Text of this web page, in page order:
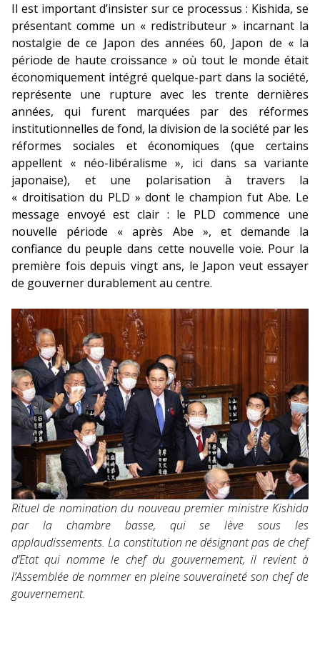
Il est important d’insister sur ce processus : Kishida, se
présentant comme un « redistributeur » incarnant la
nostalgie de ce Japon des années 60, Japon de « la
période de haute croissance » où tout le monde était
économiquement intégré quelque-part dans la société,
représente une rupture avec les trente dernières
années, qui furent marquées par des réformes
institutionnelles de fond, la division de la société par les
réformes sociales et économiques (que certains
appellent « néo-libéralisme », ici dans sa variante
japonaise), et une polarisation à travers la
« droitisation du PLD » dont le champion fut Abe. Le
message envoyé est clair : le PLD commence une
nouvelle période « après Abe », et demande la
confiance du peuple dans cette nouvelle voie. Pour la
première fois depuis vingt ans, le Japon veut essayer
de gouverner durablement au centre.
Rituel de nomination du nouveau premier ministre Kishida
par la chambre basse, qui se lève sous les
applaudissements. La constitution ne désignant pas de chef
d’Etat qui nomme le chef du gouvernement, il revient à
l’Assemblée de nommer en pleine souveraineté son chef de
gouvernement.